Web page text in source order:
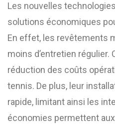
Les nouvelles
solutions économiques
En effet, les revêtements
moins d’entretien régulier.
réduction des coûts
tennis. De plus, leur
rapide, limitant ainsi les
économies permettent